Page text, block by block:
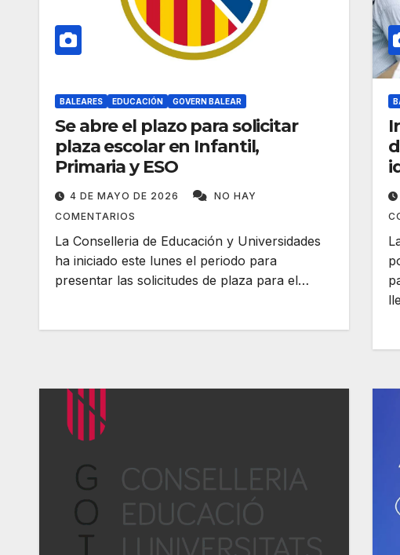
BALEARES EDUCACIÓN GOVERN BALEAR
Se abre el plazo para solicitar
plaza escolar en Infantil,
Primaria y ESO
4 DE MAYO DE 2026
NO HAY
COMENTARIOS
La Conselleria de Educación y Universidades
ha iniciado este lunes el periodo para
presentar las solicitudes de plaza para el…